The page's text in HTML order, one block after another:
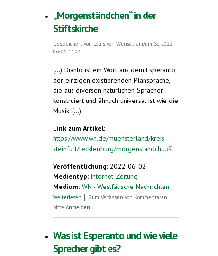
„Morgenständchen“ in der
Stiftskirche
Gespeichert von Louis von Wunsc...am/um So, 2022-
06-05 11:04
(...) Dianto ist ein Wort aus dem Esperanto,
der einzigen existierenden Plansprache,
die aus diversen natürlichen Sprachen
konstruiert und ähnlich universal ist wie die
Musik. (...)
Link zum Artikel:
https://www.wn.de/muensterland/kreis-
steinfurt/tecklenburg/morgenstandch...(link is
Veröffentlichung: 2022-06-02
Medientyp: Internet-Zeitung
Medium: WN - Westfälische Nachrichten
Weiterlesen über „Morgenständchen“ in der
Zum Verfassen von Kommentaren
bitte Anmelden.
Was ist Esperanto und wie viele
Sprecher gibt es?